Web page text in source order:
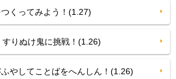
くってみよう！(1.27)
りぬけ鬼に挑戦！(1.26)
してことばをへんしん！(1.26)